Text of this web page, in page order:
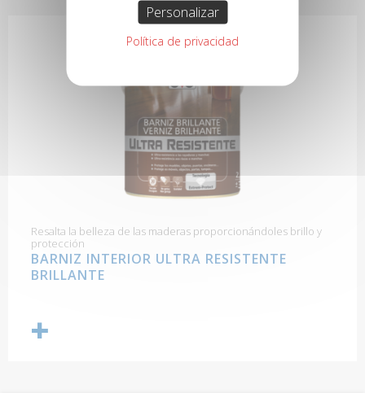
Resalta la belleza de las maderas proporcionándoles brillo y
protección
BARNIZ INTERIOR ULTRA RESISTENTE
BRILLANTE
Personalizar
Política de privacidad